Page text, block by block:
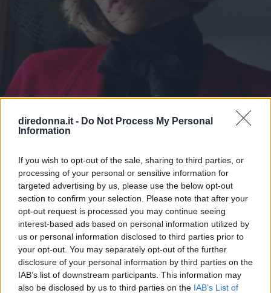
diredonna.it - Do Not Process My Personal
Information
If you wish to opt-out of the sale, sharing to third parties, or
processing of your personal or sensitive information for
targeted advertising by us, please use the below opt-out
section to confirm your selection. Please note that after your
opt-out request is processed you may continue seeing
interest-based ads based on personal information utilized by
us or personal information disclosed to third parties prior to
your opt-out. You may separately opt-out of the further
disclosure of your personal information by third parties on the
IAB’s list of downstream participants. This information may
also be disclosed by us to third parties on the IAB’s List of
Spencer, il film su Lady D in
anteprima a Venezia 78?
Secondo Variety la pellicola biografica sulla principessa
triste sarà presentata in anteprima mondiale a Venezia 78.